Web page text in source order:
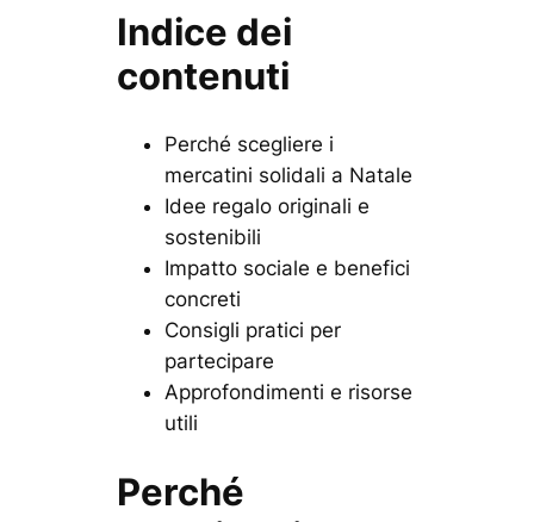
Indice dei
contenuti
Perché scegliere i
mercatini solidali a Natale
Idee regalo originali e
sostenibili
Impatto sociale e benefici
concreti
Consigli pratici per
partecipare
Approfondimenti e risorse
utili
Perché